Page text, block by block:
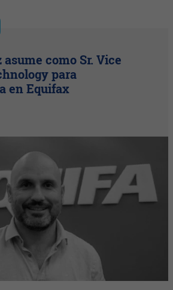
asume como Sr. Vice
para
en Equifax